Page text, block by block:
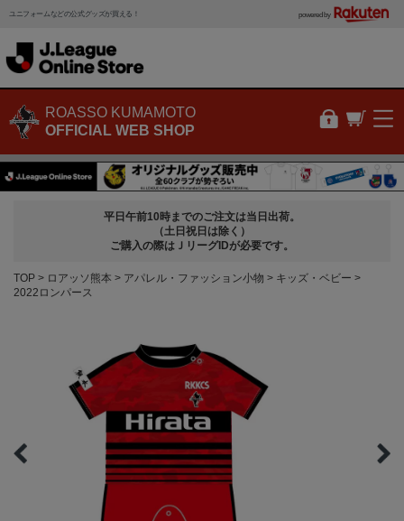
ユニフォームなどの公式グッズが買える！ powered by
ROASSO KUMAMOTO
OFFICIAL WEB SHOP
平日午前10時までのご注文は当日出荷。
（土日祝日は除く）
ご購入の際はＪリーグIDが必要です。
TOP ロアッソ熊本 アパレル・ファッション小物
キッズ・ベビー
2022ロンパース